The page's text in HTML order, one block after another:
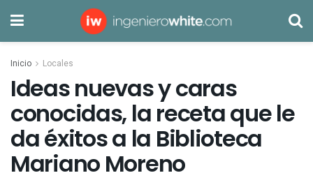
Inicio Locales
Ideas nuevas y caras
conocidas, la receta que le
da éxitos a la Biblioteca
Mariano Moreno